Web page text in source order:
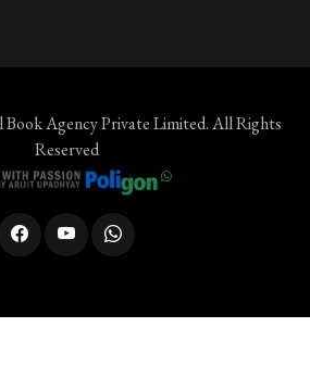
Agency Private Limited. All Rights
Reserved